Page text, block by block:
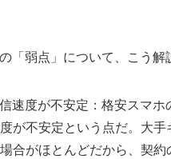
「弱点」について、こう解
速度が不安定：格安スマホ
が不安定という点だ。大
合がほとんどだから、契